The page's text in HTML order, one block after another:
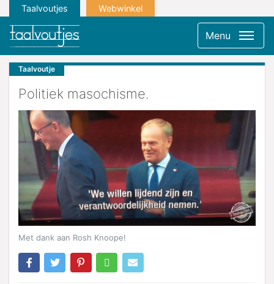
Taalvoutjes Webwinkel
Menu
Taalvoutje
Politiek masochisme.
Met dank aan Rosh Knoope!